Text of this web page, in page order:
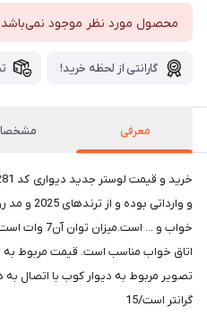
محصول مورد نظر موجود نمی‌باشد.
گارانتی از لحظه خرید!
معرفی
و وارداتی
خواب و ...
اتاق خواب مناسب است. قیمت مربوط
گرانتر است/15